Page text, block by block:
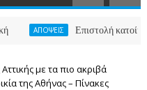
Επιστολή κατοίκων των
με τα πιο ακριβά
της Αθήνας – Πίνακες